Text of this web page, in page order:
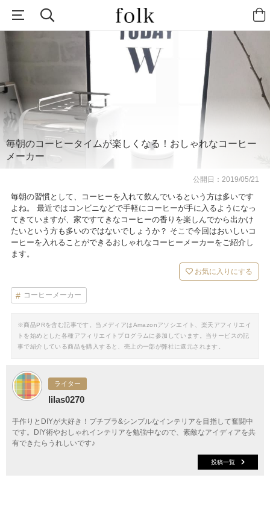
毎朝のコーヒータイムが楽しくなる！おしゃれなコーヒー
メーカー
公開日：2019/05/21
毎朝の習慣として、コーヒーを入れて飲んでいるという方は多いです
よね。 最近ではコンビニなどで手軽にコーヒーが手に入るようになっ
てきていますが、家ですてきなコーヒーの香りを楽しんでから出かけ
たいという方も多いのではないでしょうか？ そこで今回はおいしいコ
ーヒーを入れることができるおしゃれなコーヒーメーカーをご紹介し
ます。
お気に入りにする
コーヒーメーカー
※商品PRを含む記事です。当メディアはAmazonアソシエイト、楽天アフィリエイ
トを始めとした各種アフィリエイトプログラムに参加しています。当サービスの記
事で紹介している商品を購入すると、売上の一部が弊社に還元されます。
ライター
lilas0270
手作りとDIYが大好き！プチプラ&シンプルなインテリアを目指して奮闘中
です。DIY術やおしゃれインテリアを勉強中なので、素敵なアイディアを共
有できたらうれしいです♪
投稿一覧